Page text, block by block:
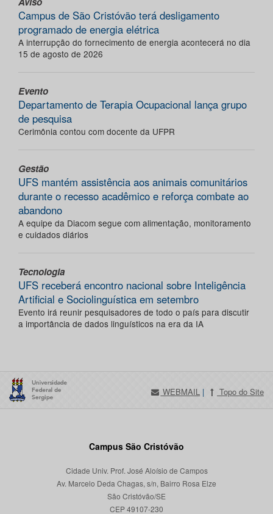
Campus de São Cristóvão terá desligamento
programado de energia elétrica
A interrupção do fornecimento de energia acontecerá no dia
15 de agosto de 2026
Evento
Departamento de Terapia Ocupacional lança grupo
de pesquisa
Cerimônia contou com docente da UFPR
Gestão
UFS mantém assistência aos animais comunitários
durante o recesso acadêmico e reforça combate ao
abandono
A equipe da Diacom segue com alimentação, monitoramento
e cuidados diários
Tecnologia
UFS receberá encontro nacional sobre Inteligência
Artificial e Sociolinguística em setembro
Evento irá reunir pesquisadores de todo o país para discutir
a importância de dados linguísticos na era da IA
WEBMAIL | Topo do Site
Campus São Cristóvão
Cidade Univ. Prof. José Aloísio de Campos
Av. Marcelo Deda Chagas, s/n, Bairro Rosa Elze
São Cristóvão/SE
CEP 49107-230